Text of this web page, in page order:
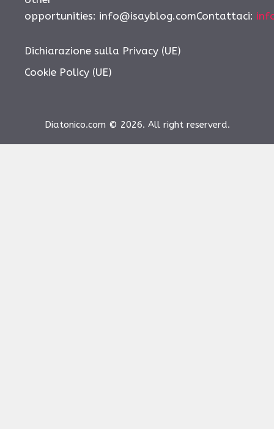
opportunities: info@isayblog.comContattaci:
Dichiarazione sulla Privacy (UE)
Cookie Policy (UE)
Diatonico.com © 2026. All right reserverd.